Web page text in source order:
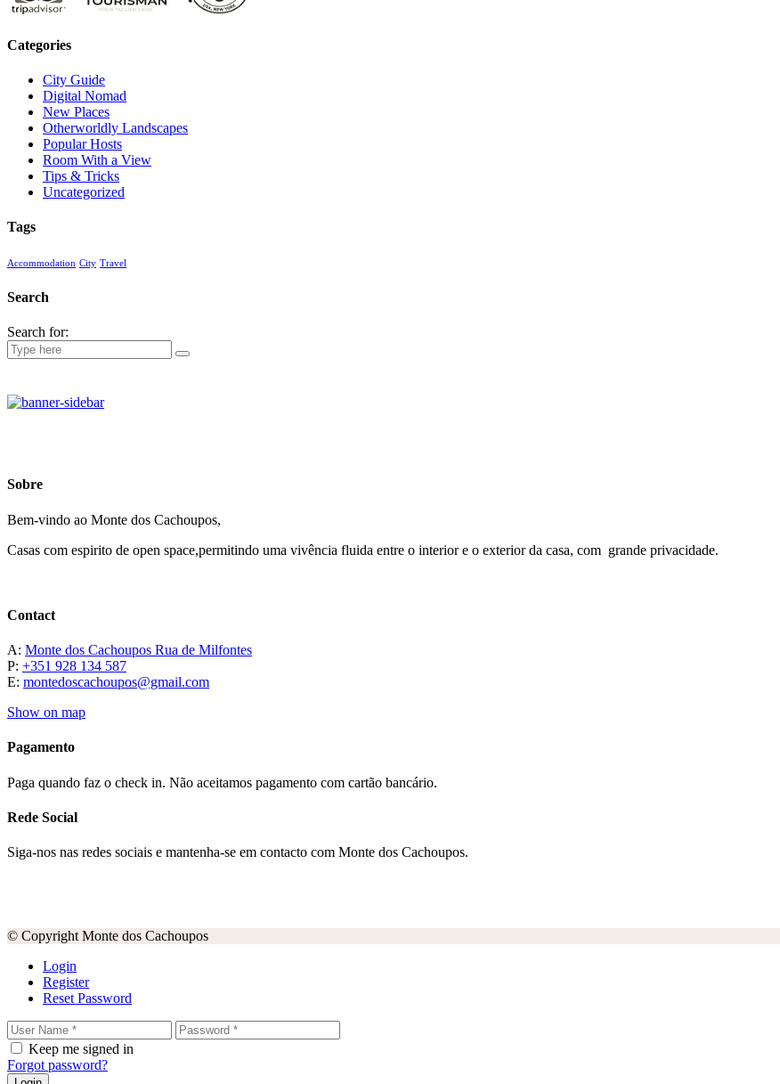
Categories
City Guide
Digital Nomad
New Places
Otherworldly Landscapes
Popular Hosts
Room With a View
Tips & Tricks
Uncategorized
Tags
Accommodation City Travel
Search
Search for:
Sobre
Bem-vindo ao Monte dos Cachoupos,
Casas com espirito de open space,permitindo uma vivência fluida entre o interior e o exterior da casa, com grande privacidade.
Contact
A: Monte dos Cachoupos Rua de Milfontes
P: +351 928 134 587
E: montedoscachoupos@gmail.com
Show on map
Pagamento
Paga quando faz o check in. Não aceitamos pagamento com cartão bancário.
Rede Social
Siga-nos nas redes sociais e mantenha-se em contacto com Monte dos Cachoupos.
© Copyright Monte dos Cachoupos
Login
Register
Reset Password
Keep me signed in
Forgot password?